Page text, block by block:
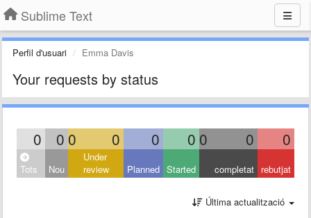
Sublime Text
Perfil d'usuari Emma Davis
Your requests by status
0 0 0 0 0 0 0 0 0
Tots Nou
Under
review
Planned Started completat rebutjat
Última actualització